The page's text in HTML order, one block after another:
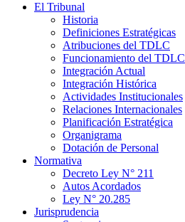
El Tribunal
Historia
Definiciones Estratégicas
Atribuciones del TDLC
Funcionamiento del TDLC
Integración Actual
Integración Histórica
Actividades Institucionales
Relaciones Internacionales
Planificación Estratégica
Organigrama
Dotación de Personal
Normativa
Decreto Ley N° 211
Autos Acordados
Ley N° 20.285
Jurisprudencia